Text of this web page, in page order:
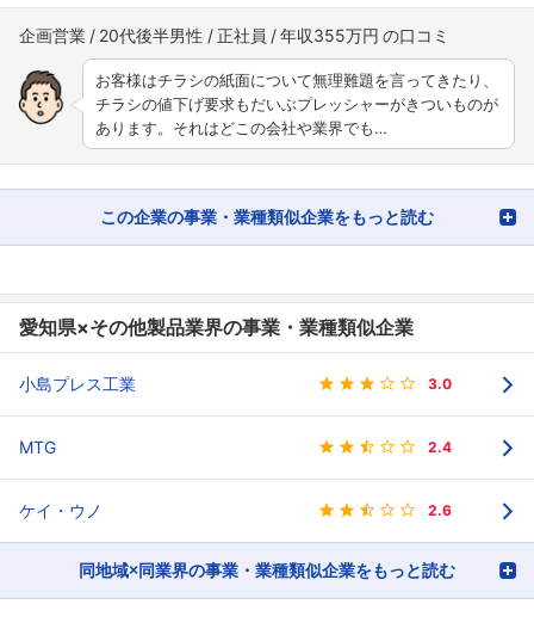
企画営業 20代後半男性 正社員 年収355万円
お客様はチラシの紙面について無理難題を言ってきたり、
チラシの値下げ要求もだいぶプレッシャーがきついものが
あります。それはどこの会社や業界でも…
この企業の事業・業種類似企業をもっと読む
愛知県×その他製品業界の事業・業種類似企業
小島プレス工業 3.0
MTG 2.4
ケイ・ウノ 2.6
同地域×同業界の事業・業種類似企業をもっと読む